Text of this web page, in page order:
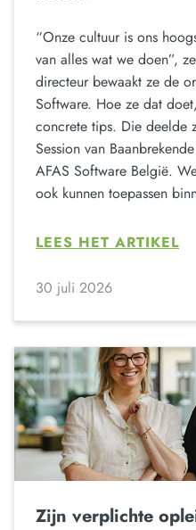
“Onze cultuur is ons
van alles wat we doen”,
directeur bewaakt ze de
Software. Hoe ze dat
concrete tips. Die deelde
Session van
AFAS Software België.
ook kunnen toepassen
LEES HET ARTIKEL
30 juli 2026
Zijn verplichte